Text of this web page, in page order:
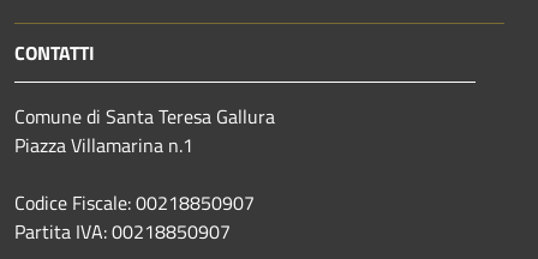
CONTATTI
Comune di Santa Teresa Gallura
Piazza Villamarina n.1
Codice Fiscale: 00218850907
Partita IVA: 00218850907